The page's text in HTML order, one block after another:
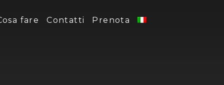
fare Contatti Prenota